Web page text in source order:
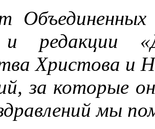
и редакции
Христова и
за которые
мы